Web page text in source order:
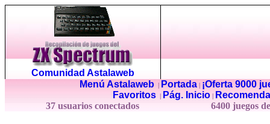
Comunidad Astalaweb
Menú Astalaweb| Portada|
¡Oferta 9000
Favoritos
Pág. Inicio
37 usuarios conectados
6400 juegos